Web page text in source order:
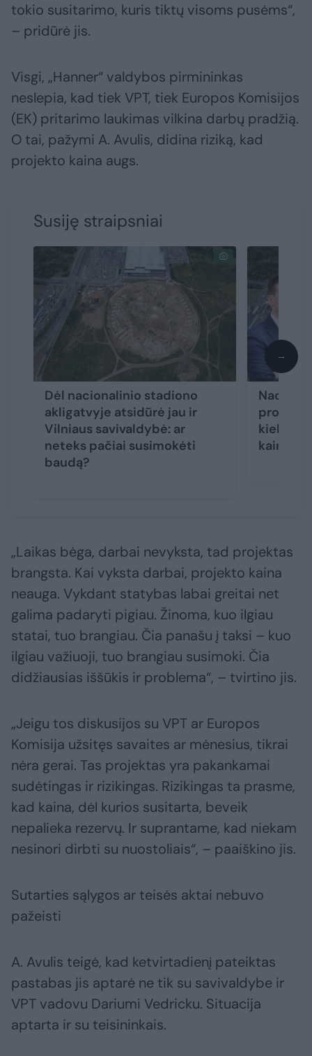
tokio susitarimo, kuris tiktų visoms pusėms“,
– pridūrė jis.
Visgi, „Hanner“ valdybos pirmininkas
neslepia, kad tiek VPT, tiek Europos Komisijos
(EK) pritarimo laukimas vilkina darbų pradžią.
O tai, pažymi A. Avulis, didina riziką, kad
projekto kaina augs.
Susiję straipsniai
Dėl nacionalinio stadiono
akligatvyje atsidūrė jau ir
Vilniaus savivaldybė: ar
neteks pačiai susimokėti
baudą?
kiek
→
„Laikas bėga, darbai nevyksta, tad projektas
brangsta. Kai vyksta darbai, projekto kaina
neauga. Vykdant statybas labai greitai net
galima padaryti pigiau. Žinoma, kuo ilgiau
statai, tuo brangiau. Čia panašu į taksi – kuo
ilgiau važiuoji, tuo brangiau susimoki. Čia
didžiausias iššūkis ir problema“, – tvirtino jis.
„Jeigu tos diskusijos su VPT ar Europos
Komisija užsitęs savaites ar mėnesius, tikrai
nėra gerai. Tas projektas yra pakankamai
sudėtingas ir rizikingas. Rizikingas ta prasme,
kad kaina, dėl kurios susitarta, beveik
nepalieka rezervų. Ir suprantame, kad niekam
nesinori dirbti su nuostoliais“, – paaiškino jis.
Sutarties sąlygos ar teisės aktai nebuvo
pažeisti
A. Avulis teigė, kad ketvirtadienį pateiktas
pastabas jis aptarė ne tik su savivaldybe ir
VPT vadovu Dariumi Vedricku. Situacija
aptarta ir su teisininkais.